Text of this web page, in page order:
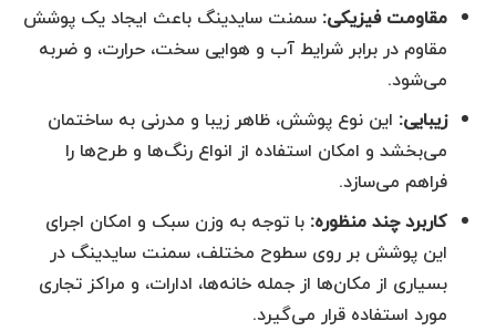
مقاومت فیزیکی: سمنت سایدینگ باعث ایجاد یک پوشش
مقاوم در برابر شرایط آب و هوایی سخت، حرارت، و ضربه
می‌شود.
زیبایی: این نوع پوشش، ظاهر زیبا و مدرنی به ساختمان
می‌بخشد و امکان استفاده از انواع رنگ‌ها و طرح‌ها را
فراهم می‌سازد.
کاربرد چند منظوره: با توجه به وزن سبک و امکان اجرای
این پوشش بر روی سطوح مختلف، سمنت سایدینگ در
بسیاری از مکان‌ها از جمله خانه‌ها، ادارات، و مراکز تجاری
مورد استفاده قرار می‌گیرد.